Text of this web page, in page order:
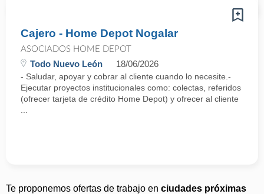
Cajero - Home Depot Nogalar
ASOCIADOS HOME DEPOT
Todo Nuevo León 18/06/2026
- Saludar, apoyar y cobrar al cliente cuando lo necesite.-
Ejecutar proyectos institucionales como: colectas, referidos
(ofrecer tarjeta de crédito Home Depot) y ofrecer al cliente
Te proponemos ofertas de trabajo en ciudades próximas